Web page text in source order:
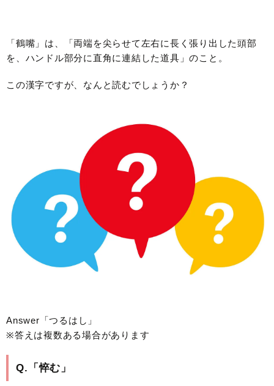
「鶴嘴」は、「両端を尖らせて左右に長く張り出した頭部
を、ハンドル部分に直角に連結した道具」のこと。
この漢字ですが、なんと読むでしょうか？
Answer「つるはし」
※答えは複数ある場合があります
Q.「悴む」